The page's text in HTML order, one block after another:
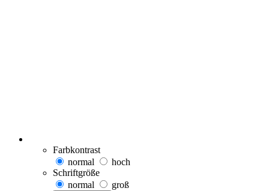
Farbkontrast
normal
hoch
Schriftgröße
normal
groß